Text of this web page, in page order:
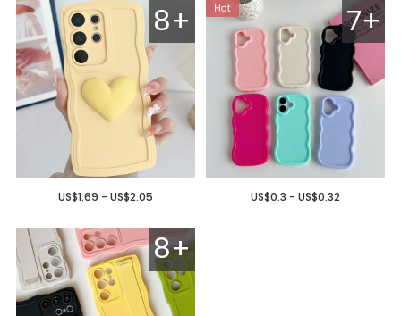
8+
US$1.69 - US$2.05
7+
US$0.3 - US$0.32
8+